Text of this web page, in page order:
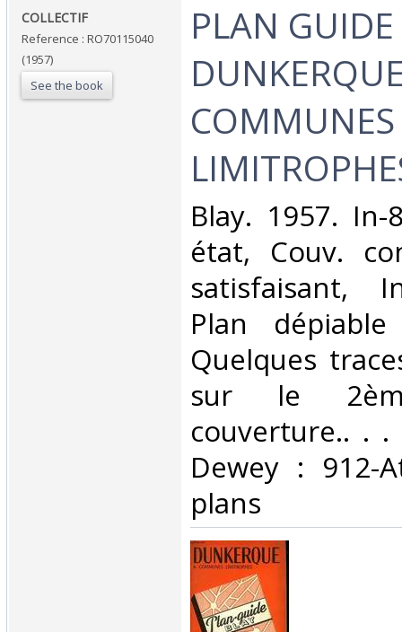
‎COLLECTIF‎
Reference : RO70115040
(1957)
See the book
‎PLAN
COMMUNES
‎Blay. 1957.
état, Couv.
satisfaisant,
Plan
Quelques
sur le
couverture.. . .
Dewey : 912-
plans‎